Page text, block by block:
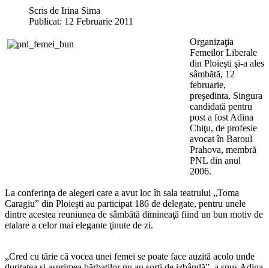
Scris de Irina Sima
Publicat: 12 Februarie 2011
Organizaţia
Femeilor Liberale
din Ploieşti şi-a ales
sâmbătă, 12
februarie,
preşedinta. Singura
candidată pentru
post a fost Adina
Chiţu, de profesie
avocat în Baroul
Prahova, membră
PNL din anul
2006.
La conferinţa de alegeri care a avut loc în sala teatrului „Toma
Caragiu” din Ploieşti au participat 186 de delegate, pentru unele
dintre acestea reuniunea de sâmbătă dimineaţă fiind un bun motiv de
etalare a celor mai elegante ţinute de zi.
„Cred cu tărie că vocea unei femei se poate face auzită acolo unde